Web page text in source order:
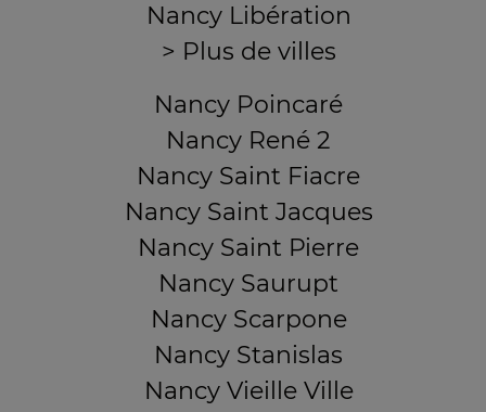
Nancy Libération
> Plus de villes
Nancy Poincaré
Nancy René 2
Nancy Saint Fiacre
Nancy Saint Jacques
Nancy Saint Pierre
Nancy Saurupt
Nancy Scarpone
Nancy Stanislas
Nancy Vieille Ville